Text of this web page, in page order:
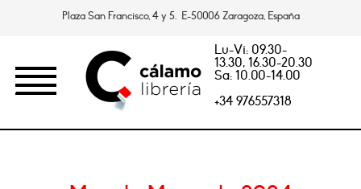
Plaza San Francisco, 4 y 5. E-50006 Zaragoza, España
Lu-Vi: 09.30-
13.30, 16.30-20.30
Sa: 10.00-14.00
+34 976557318